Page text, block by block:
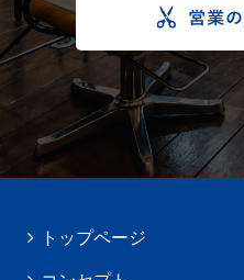
トップページ